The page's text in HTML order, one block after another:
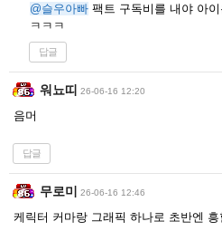
@슬우아빠 팩트 구독비를 내야 아
ㅋㅋㅋ
답글
워뇨띠 26-06-16 12:20
음머
답글
무로미 26-06-16 12:46
케릭터 커마랑 그래픽 하나로 초반엔